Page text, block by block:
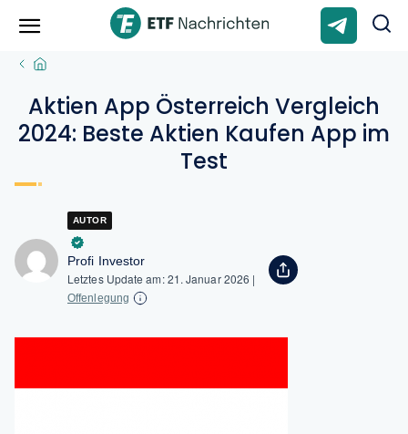
Aktien App Österreich Vergleich
2024: Beste Aktien Kaufen App im
Test
AUTOR
Profi Investor
Letztes Update am:21. Januar 2026 |
Offenlegung